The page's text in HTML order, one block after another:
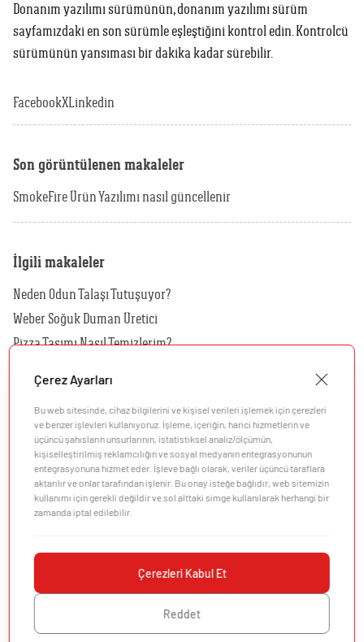
Donanım yazılımı sürümünün, donanım yazılımı sürüm
sayfamızdaki en son sürümle eşleştiğini kontrol edin. Kontrolcü
sürümünün yansıması bir dakika kadar sürebilir.
FacebookXLinkedin
Son görüntülenen makaleler
SmokeFire Ürün Yazılımı nasıl güncellenir
İlgili makaleler
Neden Odun Talaşı Tutuşuyor?
Weber Soğuk Duman Üretici
Pizza Taşımı Nasıl Temizlerim?
Hangi Kılıf Benim Barbeküm İçin Uygundur?
Hangi Rotisserie'yi Kömürlü Barbeküm İçin Kullanmalıyım?
Müşteri Desteği
Keşfedin
Çerez Ayarları
Bu web sitesinde, cihaz bilgilerini ve kişisel verileri işlemek için çerezleri
ve benzer işlevleri kullanıyoruz. İşleme, içeriğin, harici hizmetlerin ve
üçüncü şahısların unsurlarının, istatistiksel analiz/ölçümün,
kişiselleştirilmiş reklamcılığın ve sosyal medyanın entegrasyonunun
entegrasyonuna hizmet eder. İşleve bağlı olarak, veriler üçüncü taraflara
aktarılır ve onlar tarafından işlenir. Bu onay isteğe bağlıdır, web sitemizin
kullanımı için gerekli değildir ve sol alttaki simge kullanılarak herhangi bir
zamanda iptal edilebilir.
Çerezleri Kabul Et
Reddet